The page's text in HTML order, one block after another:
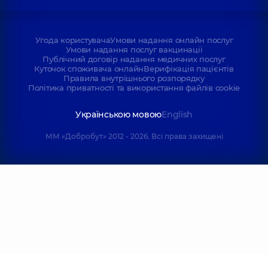
Угода користувачаУмови надання онлайн послуг
Умови надання послуг вакцинації
Публічний договір надання медичних послуг
Куточок споживача онлайнВерифікація пацієнтів
Правила внутрішнього розпорядку
Політика приватності та використання файлів cookie
Українською мовоюEnglish
ММ «Добробут» 2012 - 2026. Всі права захищені